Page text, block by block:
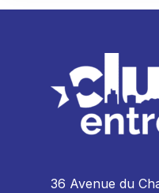
36 Avenue du